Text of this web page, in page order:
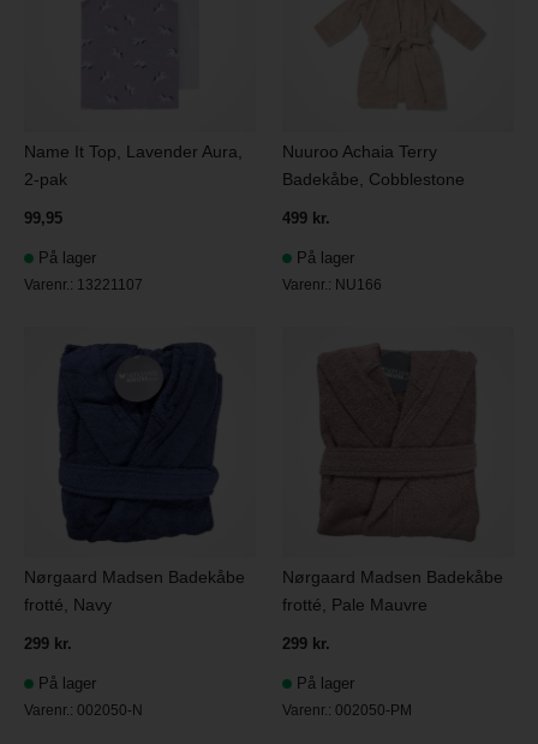
Name It Top, Lavender Aura,
2-pak
99,95
På lager
Varenr.: 13221107
Nuuroo Achaia Terry
Badekåbe, Cobblestone
499 kr.
På lager
Varenr.: NU166
Nørgaard Madsen Badekåbe
frotté, Navy
299 kr.
På lager
Varenr.:002050-N
Nørgaard Madsen Badekåbe
frotté, Pale Mauvre
299 kr.
På lager
Varenr.:002050-PM